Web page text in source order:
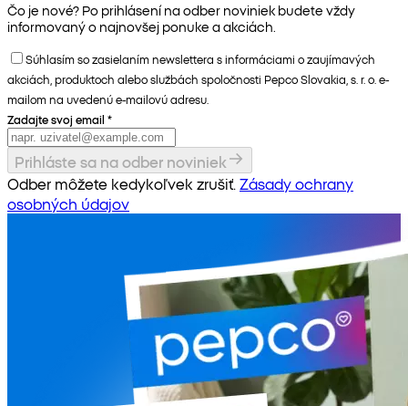
Čo je nové? Po prihlásení na odber noviniek budete vždy
informovaný o najnovšej ponuke a akciách.
Súhlasím so zasielaním newslettera s informáciami o zaujímavých
akciách, produktoch alebo službách spoločnosti Pepco Slovakia, s. r. o. e-
mailom na uvedenú e-mailovú adresu.
Zadajte svoj email *
Prihláste sa na odber noviniek
Odber môžete kedykoľvek zrušiť. Zásady ochrany
osobných údajov